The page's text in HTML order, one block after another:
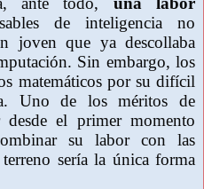
de inteligencia no
joven que ya descollaba
Sin embargo, los
matemáticos por su difícil
Uno de los méritos de
el primer momento
su labor con las
sería la única forma